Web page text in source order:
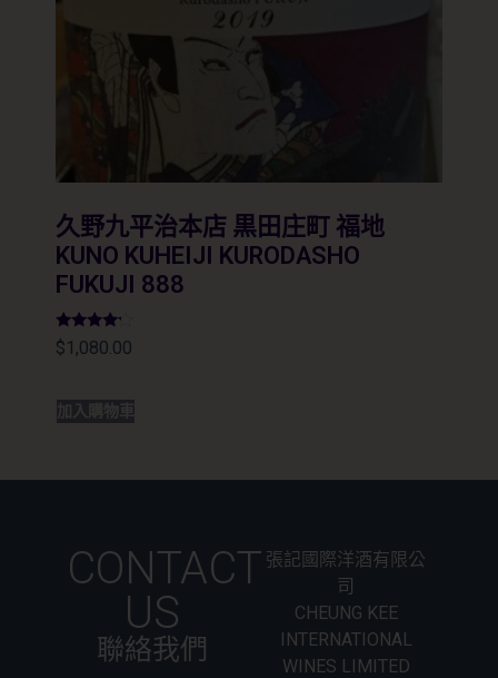
久野九平治本店 黒田庄町 福地
KUNO KUHEIJI KURODASHO
FUKUJI 888
評分
4.00
$1,080.00
加入購物車
CONTACT
US
聯絡我們
張記國際洋酒有限公
司
CHEUNG KEE
INTERNATIONAL
WINES LIMITED